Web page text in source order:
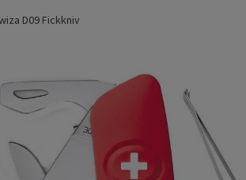
D09 Fickkniv